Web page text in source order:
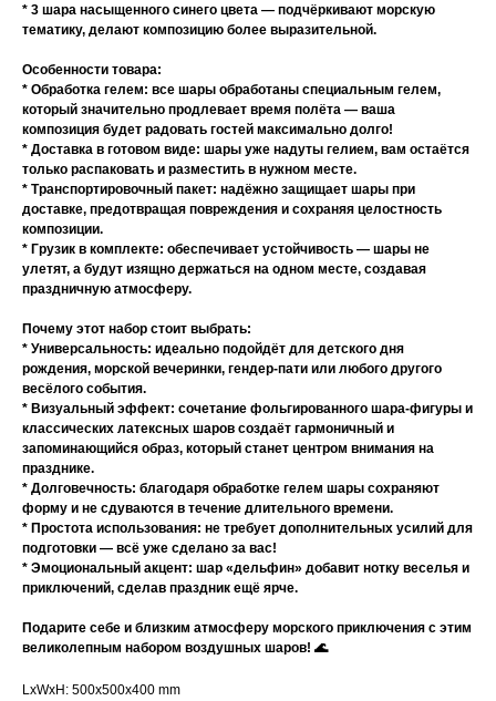
* 3 шара насыщенного синего цвета — подчёркивают морскую
тематику, делают композицию более выразительной.
Особенности товара:
* Обработка гелем: все шары обработаны специальным гелем,
который значительно продлевает время полёта — ваша
композиция будет радовать гостей максимально долго!
* Доставка в готовом виде: шары уже надуты гелием, вам остаётся
только распаковать и разместить в нужном месте.
* Транспортировочный пакет: надёжно защищает шары при
доставке, предотвращая повреждения и сохраняя целостность
композиции.
* Грузик в комплекте: обеспечивает устойчивость — шары не
улетят, а будут изящно держаться на одном месте, создавая
праздничную атмосферу.
Почему этот набор стоит выбрать:
* Универсальность: идеально подойдёт для детского дня
рождения, морской вечеринки, гендер-пати или любого другого
весёлого события.
* Визуальный эффект: сочетание фольгированного шара-фигуры и
классических латексных шаров создаёт гармоничный и
запоминающийся образ, который станет центром внимания на
празднике.
* Долговечность: благодаря обработке гелем шары сохраняют
форму и не сдуваются в течение длительного времени.
* Простота использования: не требует дополнительных усилий для
подготовки — всё уже сделано за вас!
* Эмоциональный акцент: шар «дельфин» добавит нотку веселья и
приключений, сделав праздник ещё ярче.
Подарите себе и близким атмосферу морского приключения с этим
великолепным набором воздушных шаров! 🌊
LxWxH: 500x500x400 mm